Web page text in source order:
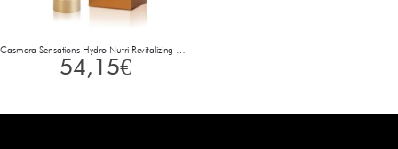
Casmara Sensations Hydro-Nutri Revitalizing Cream 50 ml
54,15€